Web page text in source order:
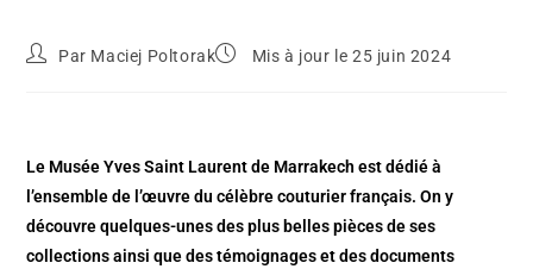
Par Maciej Poltorak Mis à jour le 25 juin 2024
Le Musée Yves Saint Laurent de Marrakech est dédié à
l’ensemble de l’œuvre du célèbre couturier français. On y
découvre quelques-unes des plus belles pièces de ses
collections ainsi que des témoignages et des documents